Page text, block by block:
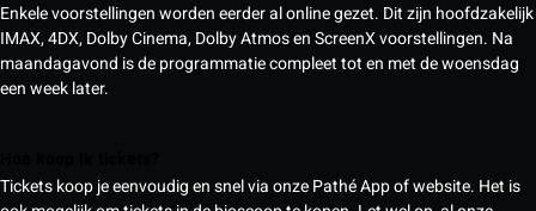
Enkele voorstellingen worden eerder al online gezet. Dit zijn hoofdzakelijk
IMAX, 4DX, Dolby Cinema, Dolby Atmos en ScreenX voorstellingen. Na
maandagavond is de programmatie compleet tot en met de woensdag
een week later.
Tickets koop je eenvoudig en snel via onze Pathé App of website. Het is